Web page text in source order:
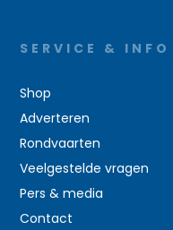
SERVICE & INFO
Shop
Adverteren
Rondvaarten
Veelgestelde vragen
Pers & media
Contact